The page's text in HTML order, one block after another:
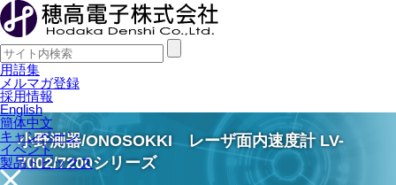
用語集
メルマガ登録
採用情報
English
簡体中文
キャンペーン
イベント
製品トピックス
小野測器/ONOSOKKI レーザ面内速度計 LV-
7002/7200シリーズ